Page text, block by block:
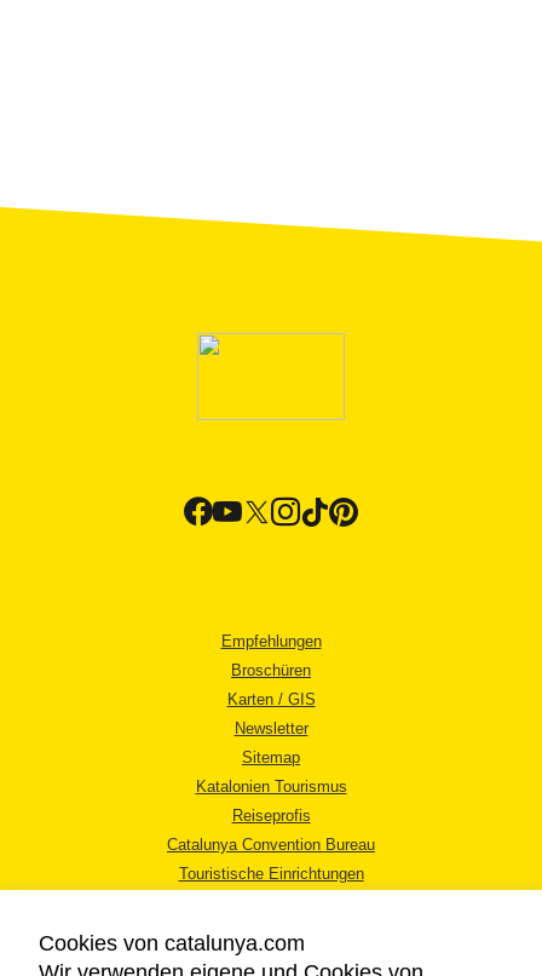
Empfehlungen
Broschüren
Karten / GIS
Newsletter
Sitemap
Katalonien Tourismus
Reiseprofis
Catalunya Convention Bureau
Touristische Einrichtungen
Cookies von catalunya.com